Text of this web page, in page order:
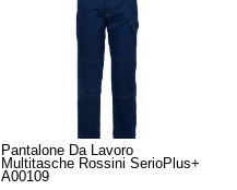
Pantalone Da Lavoro
Multitasche Rossini SerioPlus+
A00109